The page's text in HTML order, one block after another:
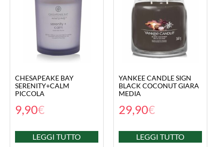
CHESAPEAKE BAY
SERENITY+CALM
PICCOLA
9,90€
LEGGI TUTTO
YANKEE CANDLE SIGN
BLACK COCONUT GIARA
MEDIA
29,90€
LEGGI TUTTO